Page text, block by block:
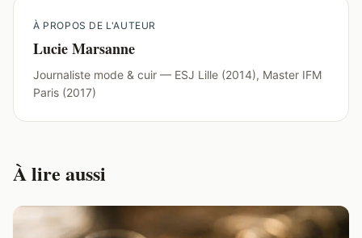
À PROPOS DE L'AUTEUR
Lucie Marsanne
Journaliste mode & cuir — ESJ Lille (2014), Master IFM
Paris (2017)
À lire aussi